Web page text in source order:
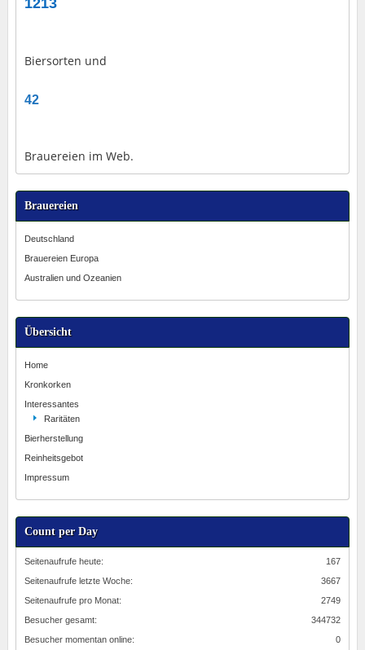
1213
Biersorten und
42
Brauereien im Web.
Brauereien
Deutschland
Brauereien Europa
Australien und Ozeanien
Übersicht
Home
Kronkorken
Interessantes
Raritäten
Bierherstellung
Reinheitsgebot
Impressum
Count per Day
167
Seitenaufrufe heute:
3667
Seitenaufrufe letzte Woche:
2749
Seitenaufrufe pro Monat:
344732
Besucher gesamt:
0
Besucher momentan online: